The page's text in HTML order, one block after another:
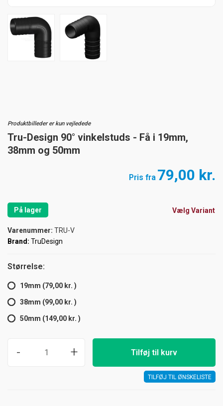
Produktbilleder er kun vejledede
Tru-Design 90° vinkelstuds - Få i 19mm,
38mm og 50mm
Pris fra 79,00 kr.
Vælg Variant
På lager
Varenummer: TRU-V
Brand: TruDesign
Størrelse:
19mm (79,00 kr. )
38mm (99,00 kr. )
50mm (149,00 kr. )
- + Tilføj til kurv
TILFØJ TIL ØNSKELISTE